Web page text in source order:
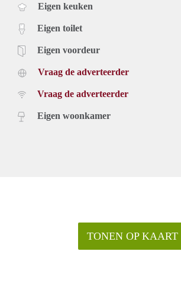
Eigen keuken
Eigen toilet
Eigen voordeur
Vraag de adverteerder
Vraag de adverteerder
Eigen woonkamer
TONEN OP KAART